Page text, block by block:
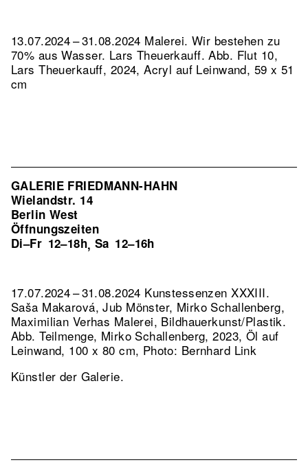
13.07.2024 – 31.08.2024 Malerei. Wir bestehen zu
70% aus Wasser. Lars Theuerkauff.Abb. Flut 10,
Lars Theuerkauff, 2024, Acryl auf Leinwand, 59 x 51
cm
GALERIE FRIEDMANN-HAHN
Wielandstr. 14
Berlin West
Öffnungszeiten
Di–Fr 12–18h, Sa 12–16h
17.07.2024 – 31.08.2024 Kunstessenzen XXXIII.
Saša Makarová, Jub Mönster, Mirko Schallenberg,
Maximilian Verhas Malerei, Bildhauerkunst/Plastik.
Abb. Teilmenge, Mirko Schallenberg, 2023, Öl auf
Leinwand, 100 x 80 cm, Photo: Bernhard Link
Künstler der Galerie.